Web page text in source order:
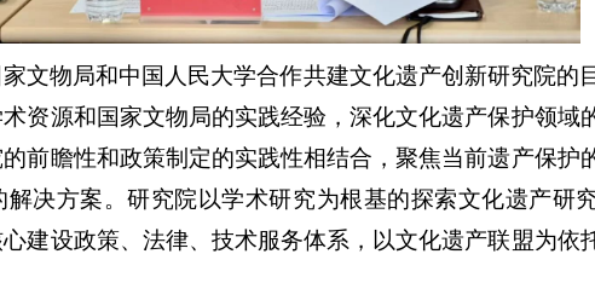
文物局和中国人民大学合作共建文化遗产创新研究院的
资源和国家文物局的实践经验，深化文化遗产保护领域
前瞻性和政策制定的实践性相结合，聚焦当前遗产保护
解决方案。研究院以学术研究为根基的探索文化遗产研
建设政策、法律、技术服务体系，以文化遗产联盟为依